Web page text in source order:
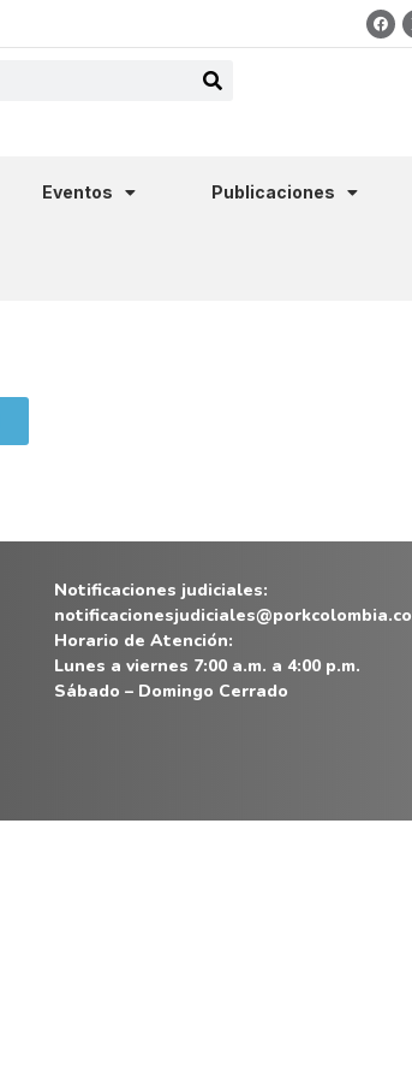
Eventos Publicaciones
Notificaciones judiciales:
notificacionesjudiciales@porkcolombia.co
Horario de Atención:
Lunes a viernes 7:00 a.m. a 4:00 p.m.
Sábado – Domingo Cerrado